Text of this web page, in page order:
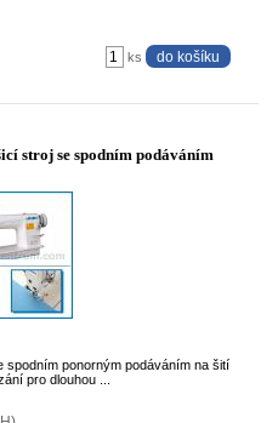
ks
stroj se spodním podáváním
ponorným podáváním na šití
pro dlouhou ...